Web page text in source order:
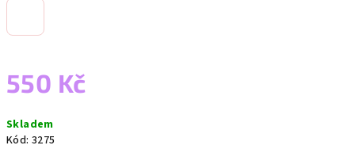
550 Kč
cena:
Skladem
Kód: 3275